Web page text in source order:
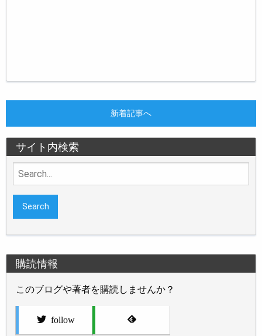
新着記事へ
サイト内検索
Search
for:
購読情報
このブログや著者を購読しませんか？
follow